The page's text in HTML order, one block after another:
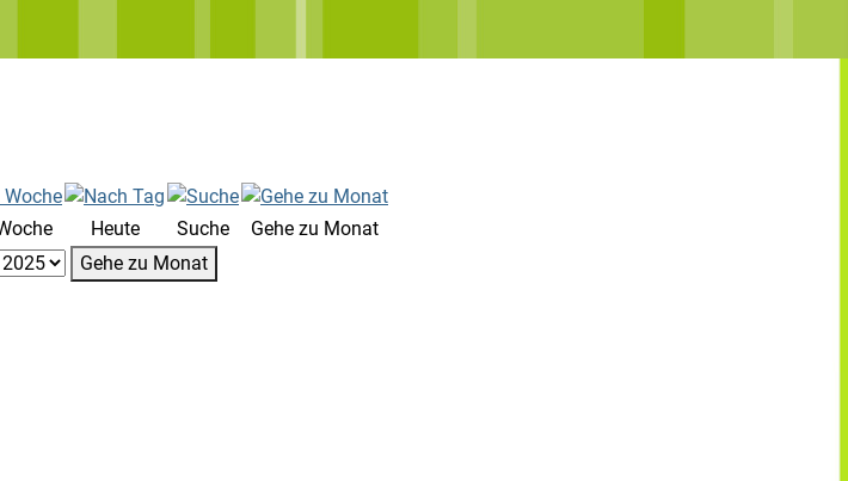
Heute Suche
Gehe zu Monat
Gehe zu Monat